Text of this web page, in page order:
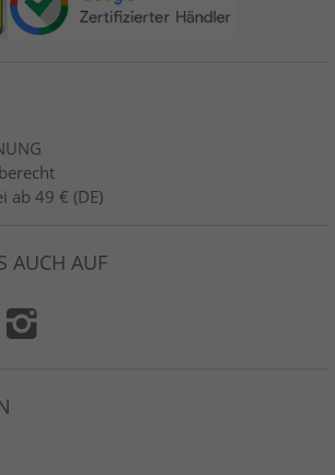
ab 49 € (DE)
AUCH AUF